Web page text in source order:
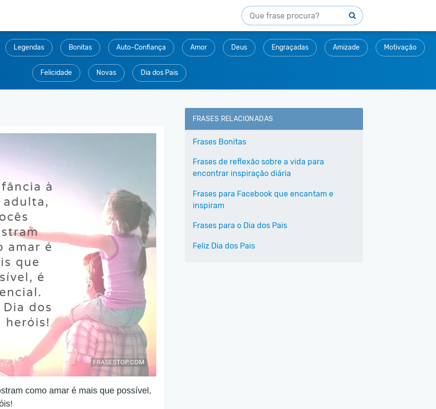
Legendas Bonitas Auto-Confiança Amor Deus Engraçadas Amizade Motivação
Felicidade Novas Dia dos Pais
como amar é mais que possível,
FRASES RELACIONADAS
Frases Bonitas
Frases de reflexão sobre a vida para
encontrar inspiração diária
Frases para Facebook que encantam e
inspiram
Frases para o Dia dos Pais
Feliz Dia dos Pais